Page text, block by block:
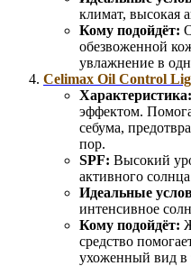
климат, высокая
Кому подойдёт:
обезвоженной
увлажнение в
Celimax Oil Control
Характеристика:
эффектом.
себума,
пор.
SPF: Высокий
активного
Идеальные
интенсивное
Кому подойдёт:
средство
ухоженный вид в